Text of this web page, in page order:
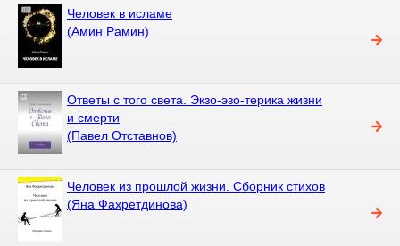
Человек в исламе
(Амин Рамин)
Ответы с того света. Экзо-эзо-терика жизни
и смерти
(Павел Отставнов)
Человек из прошлой жизни. Сборник стихов
(Яна Фахретдинова)